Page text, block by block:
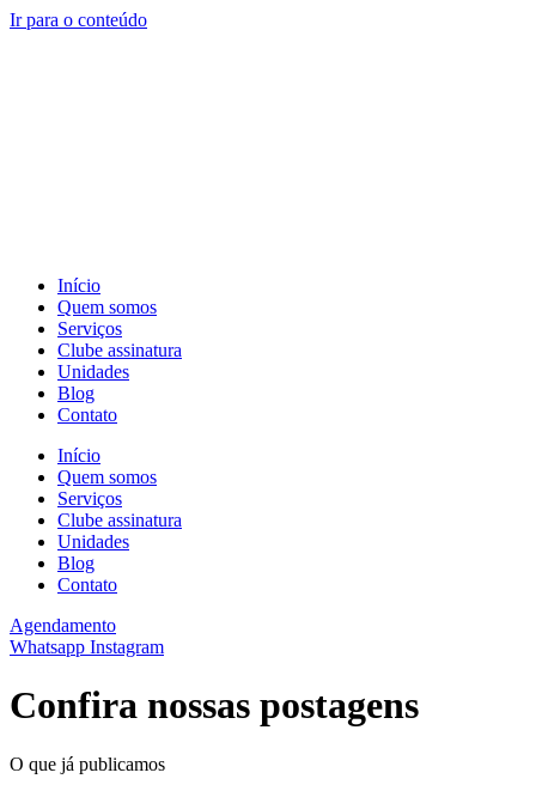
Ir para o conteúdo
Início
Quem somos
Serviços
Clube assinatura
Unidades
Blog
Contato
Início
Quem somos
Serviços
Clube assinatura
Unidades
Blog
Contato
Agendamento
Whatsapp Instagram
Confira nossas postagens
O que já publicamos